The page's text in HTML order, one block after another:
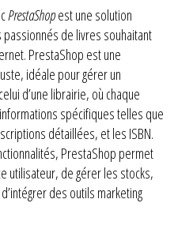
PrestaShopest une solution
de livres souhaitant
PrestaShop est une
idéale pour gérer un
d’une librairie, où chaque
spécifiques telles que
détaillées, et les ISBN.
PrestaShop permet
utilisateur, de gérer les stocks,
des outils marketing